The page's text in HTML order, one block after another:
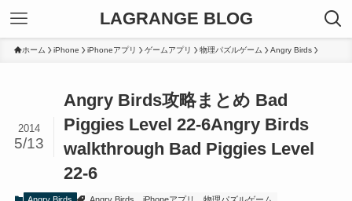
LAGRANGE BLOG
ホーム iPhone iPhoneアプリ ゲームアプリ 物理パズルゲーム Angry Birds
Angry Birds攻略まとめ Bad
Piggies Level 22-6Angry Birds
walkthrough Bad Piggies Level
22-6
2014
5/13